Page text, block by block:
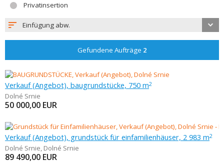
Privatinsertion
Einfügung abw.
Gefundene Aufträge 2
Verkauf (Angebot), baugrundstücke, 750 m2
Dolné Srnie
50 000,00 EUR
Verkauf (Angebot), grundstück für einfamilienhäuser, 2 983 m2
Dolné Srnie, Dolné Srnie
89 490,00 EUR